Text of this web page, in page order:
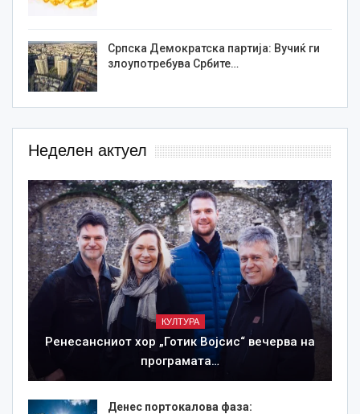
Српска Демократска партија: Вучиќ ги
злоупотребува Србите…
Неделен актуел
КУЛТУРА
Ренесансниот хор „Готик Војсис“ вечерва на
програмата…
Денес портокалова фаза: